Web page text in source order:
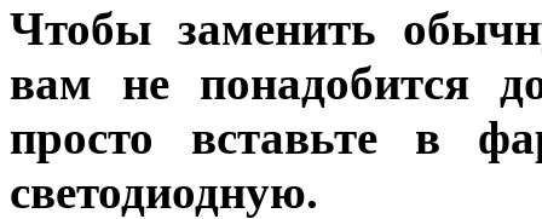
Чтобы заменить
вам не понадобится
просто вставьте в
светодиодную.